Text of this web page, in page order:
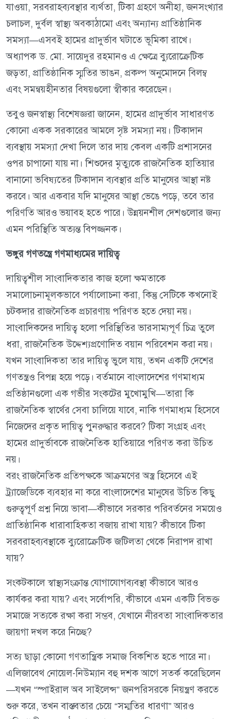
যাওয়া, সরবরাহব্যবস্থার ব্যর্থতা, টিকা গ্রহণে অনীহা, জনসংখ্যার
চলাচল, দুর্বল স্বাস্থ্য অবকাঠামো এবং অন্যান্য প্রাতিষ্ঠানিক
সমস্যা—এসবই হামের প্রাদুর্ভাব ঘটাতে ভূমিকা রাখে।
অধ্যাপক ড. মো. সায়েদুর রহমানও এ ক্ষেত্রে ব্যুরোক্রেটিক
জড়তা, প্রাতিষ্ঠানিক স্মৃতির ভাঙন, প্রকল্প অনুমোদনে বিলম্ব
এবং সমন্বয়হীনতার বিষয়গুলো স্বীকার করেছেন।
তবুও জনস্বাস্থ্য বিশেষজ্ঞরা জানেন, হামের প্রাদুর্ভাব সাধারণত
কোনো একক সরকারের আমলে সৃষ্ট সমস্যা নয়। টিকাদান
ব্যবস্থায় সমস্যা দেখা দিলে তার দায় কেবল একটি প্রশাসনের
ওপর চাপানো যায় না। শিশুদের মৃত্যুকে রাজনৈতিক হাতিয়ার
বানানো ভবিষ্যতের টিকাদান ব্যবস্থার প্রতি মানুষের আস্থা নষ্ট
করবে। আর একবার যদি মানুষের আস্থা ভেঙে পড়ে, তবে তার
পরিণতি আরও ভয়াবহ হতে পারে। উন্নয়নশীল দেশগুলোর জন্য
এমন পরিস্থিতি অত্যন্ত বিপজ্জনক।
ভঙ্গুর গণতন্ত্রে গণমাধ্যমের দায়িত্ব
দায়িত্বশীল সাংবাদিকতার কাজ হলো ক্ষমতাকে
সমালোচনামূলকভাবে পর্যালোচনা করা, কিন্তু সেটিকে কখনোই
চটকদার রাজনৈতিক প্রচারণায় পরিণত হতে দেয়া নয়।
সাংবাদিকদের দায়িত্ব হলো পরিস্থিতির ভারসাম্যপূর্ণ চিত্র তুলে
ধরা, রাজনৈতিক উদ্দেশ্যপ্রণোদিত বয়ান পরিবেশন করা নয়।
যখন সাংবাদিকতা তার দায়িত্ব ভুলে যায়, তখন একটি দেশের
গণতন্ত্রও বিপন্ন হয়ে পড়ে। বর্তমানে বাংলাদেশের গণমাধ্যম
প্রতিষ্ঠানগুলো এক গভীর সংকটের মুখোমুখি—তারা কি
রাজনৈতিক স্বার্থের সেবা চালিয়ে যাবে, নাকি গণমাধ্যম হিসেবে
নিজেদের প্রকৃত দায়িত্ব পুনরুদ্ধার করবে? টিকা সংগ্রহ এবং
হামের প্রাদুর্ভাবকে রাজনৈতিক হাতিয়ারে পরিণত করা উচিত
নয়।
বরং রাজনৈতিক প্রতিপক্ষকে আক্রমণের অস্ত্র হিসেবে এই
ট্র্যাজেডিকে ব্যবহার না করে বাংলাদেশের মানুষের উচিত কিছু
গুরুত্বপূর্ণ প্রশ্ন নিয়ে ভাবা—কীভাবে সরকার পরিবর্তনের সময়েও
প্রাতিষ্ঠানিক ধারাবাহিকতা বজায় রাখা যায়? কীভাবে টিকা
সরবরাহব্যবস্থাকে ব্যুরোক্রেটিক জটিলতা থেকে নিরাপদ রাখা
যায়?
সংকটকালে স্বাস্থ্যসংক্রান্ত যোগাযোগব্যবস্থা কীভাবে আরও
কার্যকর করা যায়? এবং সর্বোপরি, কীভাবে এমন একটি বিভক্ত
সমাজে সত্যকে রক্ষা করা সম্ভব, যেখানে নীরবতা সাংবাদিকতার
জায়গা দখল করে নিচ্ছে?
সত্য ছাড়া কোনো গণতান্ত্রিক সমাজ বিকশিত হতে পারে না।
এলিজাবেথ নোয়েল-নিউম্যান বহু দশক আগে সতর্ক করেছিলেন
—যখন “স্পাইরাল অব সাইলেন্স” জনপরিসরকে নিয়ন্ত্রণ করতে
শুরু করে, তখন বাস্তবতার চেয়ে “সম্মতির ধারণা” আরও